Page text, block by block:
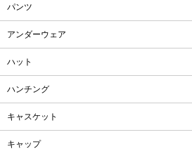
パンツ
アンダーウェア
ハット
ハンチング
キャスケット
キャップ